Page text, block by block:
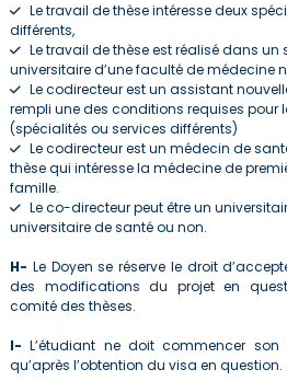
Le travail de thèse intéresse deux
différents,
Le travail de thèse est réalisé dans
universitaire d’une faculté de médecine
Le codirecteur est un assistant
rempli une des conditions requises pour
(spécialités ou services différents)
Le codirecteur est un médecin de
thèse qui intéresse la médecine de
famille.
Le co-directeur peut être un
universitaire de santé ou non.
H- Le Doyen se réserve le droit
des modifications du projet en
comité des thèses.
I- L’étudiant ne doit commencer
qu’après l’obtention du visa en question.